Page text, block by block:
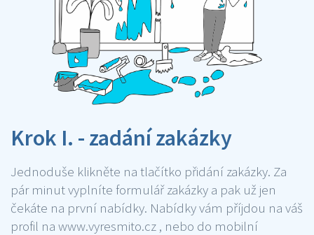
Krok I. - zadání zakázky
Jednoduše klikněte na tlačítko přidání zakázky. Za
pár minut vyplníte formulář zakázky a pak už jen
čekáte na první nabídky. Nabídky vám příjdou na váš
profil na www.vyresmito.cz , nebo do mobilní